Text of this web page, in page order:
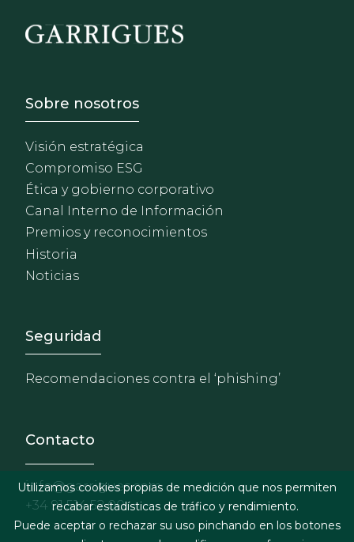
Footer - Sobre Nosotros
Sobre nosotros
Visión estratégica
Compromiso ESG
Ética y gobierno corporativo
Canal Interno de Información
Premios y reconocimientos
Historia
Noticias
Footer - Extranet y
Seguridad
Recomendaciones contra el ‘phishing’
Contacto
info@garrigues.com
+34 91 514 52 00
Utilizamos cookies propias de medición que nos permiten
recabar estadísticas de tráfico y rendimiento.
Puede aceptar o rechazar su uso pinchando en los botones